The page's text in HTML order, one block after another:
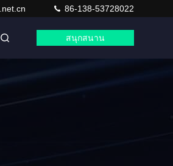
86-138-53728022
สนุกสนาน